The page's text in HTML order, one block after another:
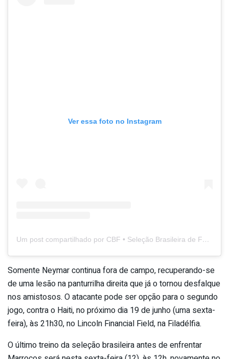
Ver essa foto no Instagram
Um post compartilhado por CBF • Seleção Brasileira de Futebol (@brasil)
Somente Neymar continua fora de campo, recuperando-se
de uma lesão na panturrilha direita que já o tornou desfalque
nos amistosos. O atacante pode ser opção para o segundo
jogo, contra o Haiti, no próximo dia 19 de junho (uma sexta-
feira), às 21h30, no Lincoln Financial Field, na Filadélfia.
O último treino da seleção brasileira antes de enfrentar